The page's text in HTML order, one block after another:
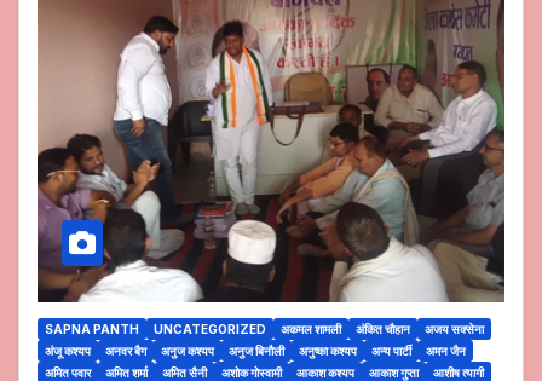
SAPNA PANTH UNCATEGORIZED अकमल शामली अंकित चौहान
अजय सक्सेना
अंजू कश्यप
अनवर बैग अनुज कश्यप अनुज बिनौली अनुष्का कश्यप अन्य पार्टी
अमन जैन
अमित पवार
अमित शर्मा अमित सैनी अशोक गोस्वामी आकाश कश्यप आकाश गुप्ता
आशीष त्यागी